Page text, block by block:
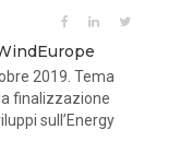
2019. Tema
finalizzazione
sull’Energy